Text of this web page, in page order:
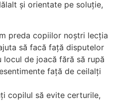
și orientate pe soluție,
preda copiilor noștri lecția
să facă față disputelor
de joacă fără să rupă
față de ceilalți
copilul să evite certurile,